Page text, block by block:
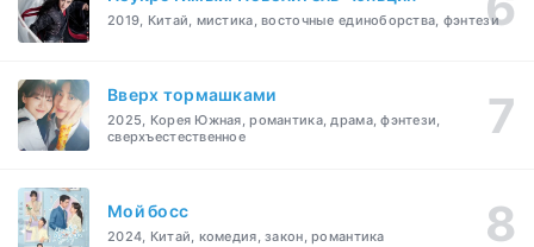
2019, Китай, мистика, восточные единоборства, фэнтези
Вверх тормашками
2025, Корея Южная, романтика, драма, фэнтези,
сверхъестественное
Мой босс
2024, Китай, комедия, закон, романтика